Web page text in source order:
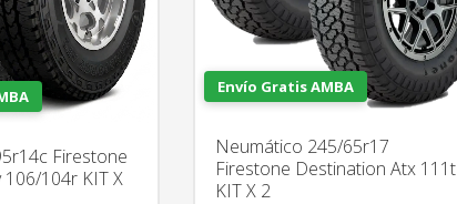
Firestone
104r KIT X
Envío Gratis AMBA
Neumático 245/65r17
Firestone Destination Atx 111t
KIT X 2